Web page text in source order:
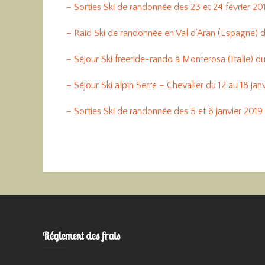
– Sorties Ski de randonnée des 23 et 24 février
– Raid Ski de randonnée en Val d’Aran (Espagne)
– Séjour Ski freeride-rando à Monterosa (Italie)
– Séjour Ski alpin Serre – Chevalier du 12 au 18
– Sorties Ski de randonnée des 5 et 6 janvier 2019
Réglement des frais